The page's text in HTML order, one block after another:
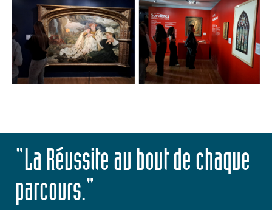
"La Réussite au bout de chaque
parcours."